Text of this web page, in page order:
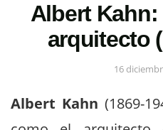
Albert
arquitecto
16
Albert Kahn (1869-